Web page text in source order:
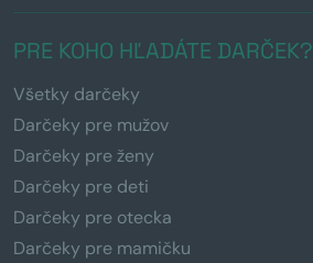
PRE KOHO HĽADÁTE DARČEK?
Všetky darčeky
Darčeky pre mužov
Darčeky pre ženy
Darčeky pre deti
Darčeky pre otecka
Darčeky pre mamičku